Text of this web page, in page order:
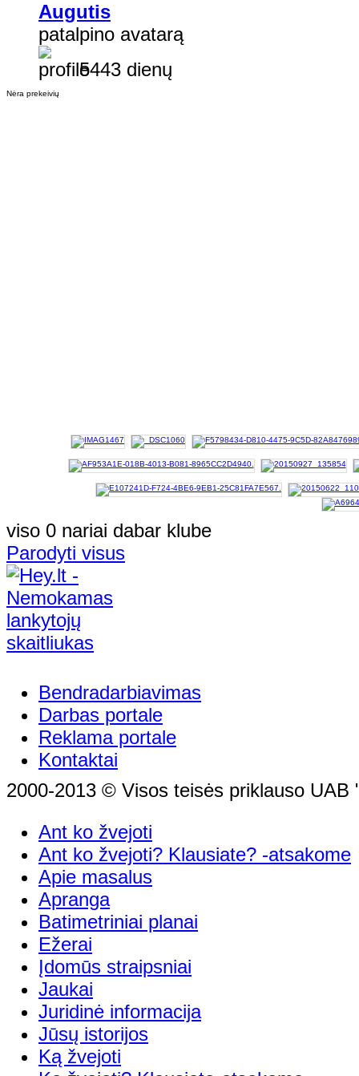
Augutis
patalpino avatarą
5443 dienų
Nėra prekeivių
viso 0 nariai dabar klube
Parodyti visus
Bendradarbiavimas
Darbas portale
Reklama portale
Kontaktai
2000-2013 © Visos teisės priklauso UAB
Ant ko žvejoti
Ant ko žvejoti? Klausiate? -atsakome
Apie masalus
Apranga
Batimetriniai planai
Ežerai
Įdomūs straipsniai
Jaukai
Juridinė informacija
Jūsų istorijos
Ką žvejoti